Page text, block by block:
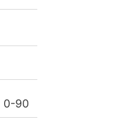
0-90